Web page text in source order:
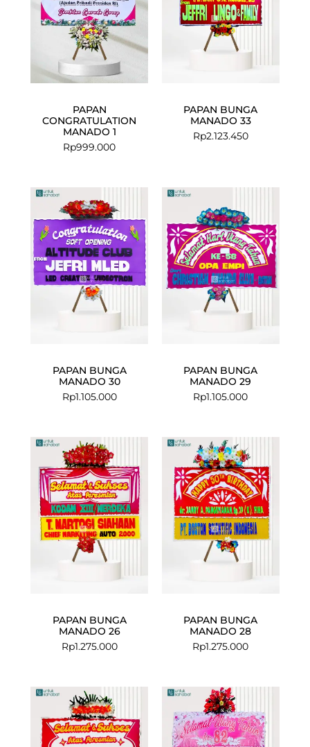
PAPAN
CONGRATULATION
MANADO 1
Rp999.000
PAPAN BUNGA
MANADO 33
Rp2.123.450
PAPAN BUNGA
MANADO 30
Rp1.105.000
PAPAN BUNGA
MANADO 29
Rp1.105.000
PAPAN BUNGA
MANADO 26
Rp1.275.000
PAPAN BUNGA
MANADO 28
Rp1.275.000